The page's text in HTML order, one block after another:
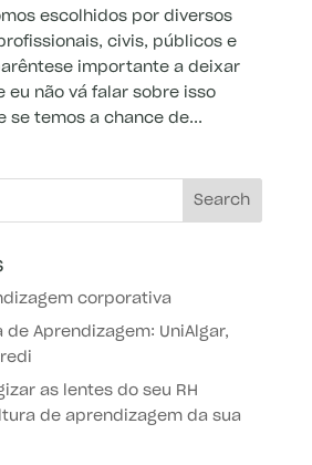
escolhidos por diversos
civis, públicos e
importante a deixar
eu não vá falar sobre isso
se temos a chance de...
corporativa
de Aprendizagem: UniAlgar,
as lentes do seu RH
de aprendizagem da sua